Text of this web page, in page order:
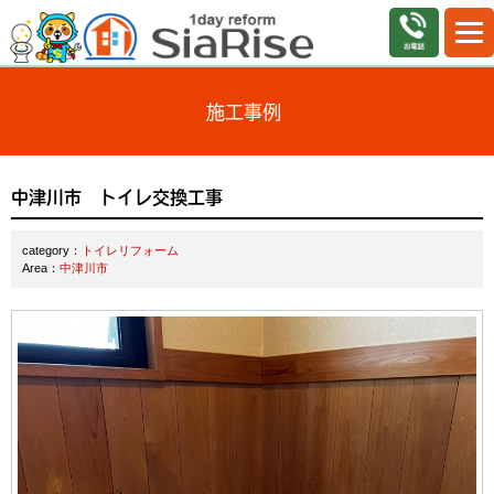
施工事例
中津川市 トイレ交換工事
category：
トイレリフォーム
Area： 中津川市